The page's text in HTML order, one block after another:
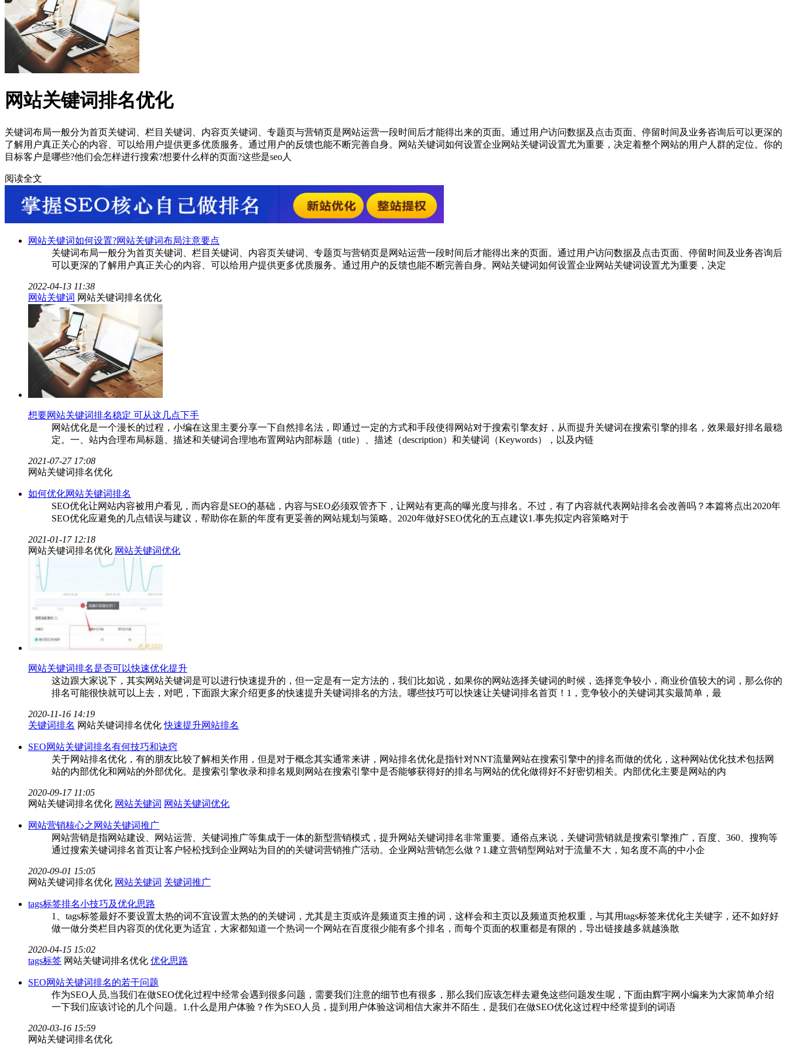
网站关键词排名优化
关键词布局一般分为首页关键词、栏目关键词、内容页关键词、专题页与营销页是网站运营一段时间后才能得出来的页面。通过用户访问数据及点击页面、停留时间及业务咨询后可以更深的
了解用户真正关心的内容、可以给用户提供更多优质服务。通过用户的反馈也能不断完善自身。网站关键词如何设置企业网站关键词设置尤为重要，决定着整个网站的用户人群的定位。你的
目标客户是哪些?他们会怎样进行搜索?想要什么样的页面?这些是seo人
阅读全文
网站关键词如何设置?网站关键词布局注意要点
关键词布局一般分为首页关键词、栏目关键词、内容页关键词、专题页与营销页是网站运营一段时间后才能得出来的页面。通过用户访问数据及点击页面、停留时间及业务咨询后
可以更深的了解用户真正关心的内容、可以给用户提供更多优质服务。通过用户的反馈也能不断完善自身。网站关键词如何设置企业网站关键词设置尤为重要，决定
2022-04-13 11:38
网站关键词 网站关键词排名优化
想要网站关键词排名稳定 可从这几点下手
网站优化是一个漫长的过程，小编在这里主要分享一下自然排名法，即通过一定的方式和手段使得网站对于搜索引擎友好，从而提升关键词在搜索引擎的排名，效果最好排名最稳
定。一、站内合理布局标题、描述和关键词合理地布置网站内部标题（title）、描述（description）和关键词（Keywords），以及内链
2021-07-27 17:08
网站关键词排名优化
如何优化网站关键词排名
SEO优化让网站内容被用户看见，而内容是SEO的基础，内容与SEO必须双管齐下，让网站有更高的曝光度与排名。不过，有了内容就代表网站排名会改善吗？本篇将点出2020年
SEO优化应避免的几点错误与建议，帮助你在新的年度有更妥善的网站规划与策略。2020年做好SEO优化的五点建议1.事先拟定内容策略对于
2021-01-17 12:18
网站关键词排名优化 网站关键词优化
网站关键词排名是否可以快速优化提升
这边跟大家说下，其实网站关键词是可以进行快速提升的，但一定是有一定方法的，我们比如说，如果你的网站选择关键词的时候，选择竞争较小，商业价值较大的词，那么你的
排名可能很快就可以上去，对吧，下面跟大家介绍更多的快速提升关键词排名的方法。哪些技巧可以快速让关键词排名首页！1，竞争较小的关键词其实最简单，最
2020-11-16 14:19
关键词排名 网站关键词排名优化 快速提升网站排名
SEO网站关键词排名有何技巧和诀窍
关于网站排名优化，有的朋友比较了解相关作用，但是对于概念其实通常来讲，网站排名优化是指针对NNT流量网站在搜索引擎中的排名而做的优化，这种网站优化技术包括网
站的内部优化和网站的外部优化。是搜索引擎收录和排名规则网站在搜索引擎中是否能够获得好的排名与网站的优化做得好不好密切相关。内部优化主要是网站的内
2020-09-17 11:05
网站关键词排名优化 网站关键词 网站关键词优化
网站营销核心之网站关键词推广
网站营销是指网站建设、网站运营、关键词推广等集成于一体的新型营销模式，提升网站关键词排名非常重要。通俗点来说，关键词营销就是搜索引擎推广，百度、360、搜狗等
通过搜索关键词排名首页让客户轻松找到企业网站为目的的关键词营销推广活动。企业网站营销怎么做？1.建立营销型网站对于流量不大，知名度不高的中小企
2020-09-01 15:05
网站关键词排名优化 网站关键词 关键词推广
tags标签排名小技巧及优化思路
1、tags标签最好不要设置太热的词不宜设置太热的的关键词，尤其是主页或许是频道页主推的词，这样会和主页以及频道页抢权重，与其用tags标签来优化主关键字，还不如好好
做一做分类栏目内容页的优化更为适宜，大家都知道一个热词一个网站在百度很少能有多个排名，而每个页面的权重都是有限的，导出链接越多就越涣散
2020-04-15 15:02
tags标签 网站关键词排名优化 优化思路
SEO网站关键词排名的若干问题
作为SEO人员,当我们在做SEO优化过程中经常会遇到很多问题，需要我们注意的细节也有很多，那么我们应该怎样去避免这些问题发生呢，下面由辉宇网小编来为大家简单介绍
一下我们应该讨论的几个问题。1.什么是用户体验？作为SEO人员，提到用户体验这词相信大家并不陌生，是我们在做SEO优化这过程中经常提到的词语
2020-03-16 15:59
网站关键词排名优化